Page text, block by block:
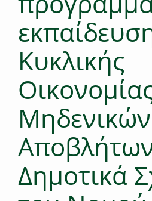
Κυκλικής
Μηδενικών
Δημοτικά